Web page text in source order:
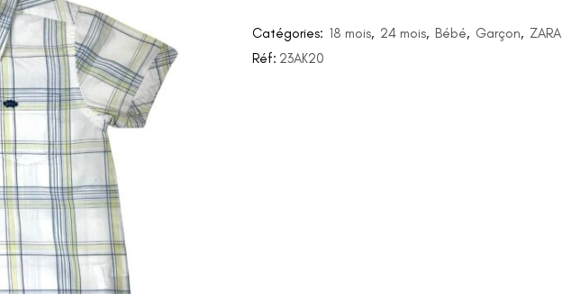
Catégories: 18 mois, 24 mois, Bébé, Garçon, ZARA
Réf: 23AK20